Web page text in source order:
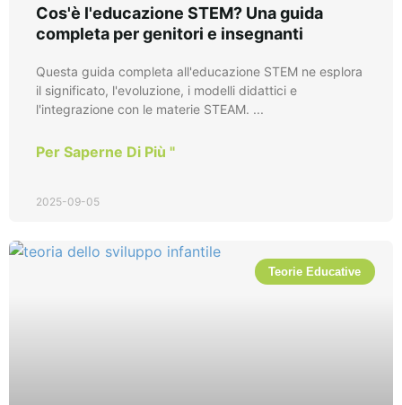
Cos'è l'educazione STEM? Una guida
completa per genitori e insegnanti
Questa guida completa all'educazione STEM ne esplora
il significato, l'evoluzione, i modelli didattici e
l'integrazione con le materie STEAM. ...
Per Saperne Di Più "
2025-09-05
Teorie Educative